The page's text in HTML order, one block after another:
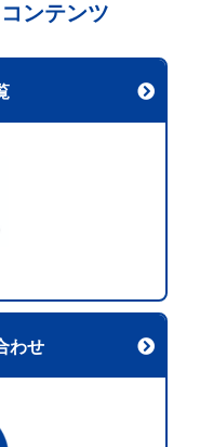
ンテンツ
わせ